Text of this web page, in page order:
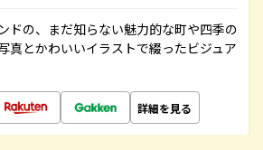
ドの、まだ知らない魅力的な町や四季の
真とかわいいイラストで綴ったビジュア
詳細を見る